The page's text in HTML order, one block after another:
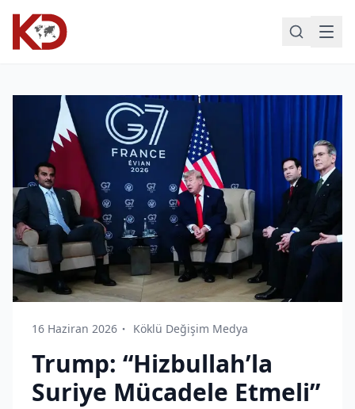
16 Haziran 2026 Köklü Değişim Medya
Trump: “Hizbullah’la
Suriye Mücadele Etmeli”